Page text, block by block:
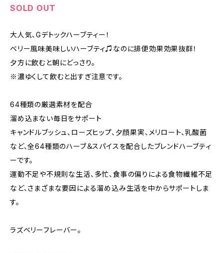
SOLD OUT
大人気、Gデトックハーブティー！
ベリー風味美味しいハーブティ♫なのに排便効果効果抜群！
夕方に飲むと朝にどっさり。
※濃ゆくして飲むと出すぎ注意です。
64種類の厳選素材を配合
溜め込まない毎日をサポート
キャンドルブッシュ、ローズヒップ、夕顔果実、メリロート、乳酸菌
など、全64種類のハーブ＆スパイスを配合したブレンドハーブティ
ーです。
運動不足や不規則な生活、多忙、食事の偏りによる食物繊維不足
など、さまざまな要因による溜め込み生活を中からサポートしま
す。
ラズベリーフレーバー。